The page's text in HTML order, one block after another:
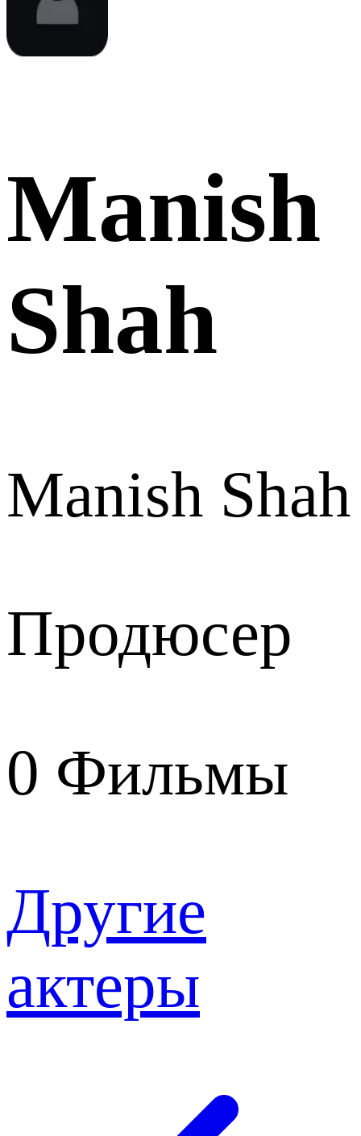
Manish
Shah
Manish Shah
Продюсер
0 Фильмы
Другие
актеры